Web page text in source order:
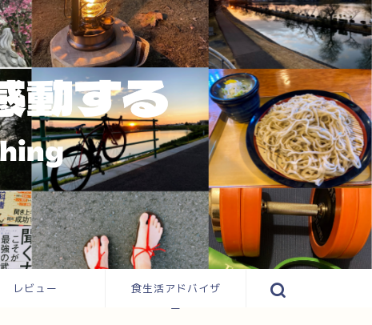
レビュー
食生活アドバイザ
ー